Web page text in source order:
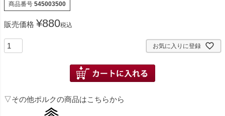
商品番号 545003500
販売価格 ¥880税込
お気に入りに登録
▽その他ポルクの商品はこちらから